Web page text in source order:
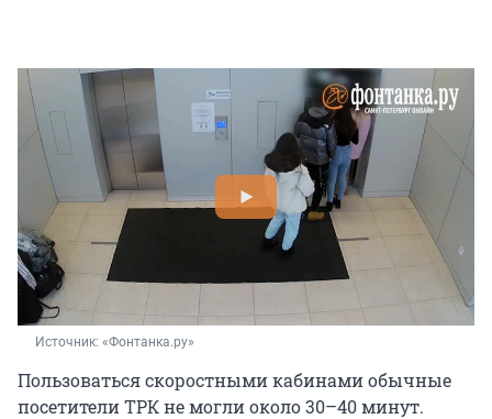
Источник: «Фонтанка.ру»
Пользоваться скоростными кабинами обычные
посетители ТРК не могли около 30–40 минут.